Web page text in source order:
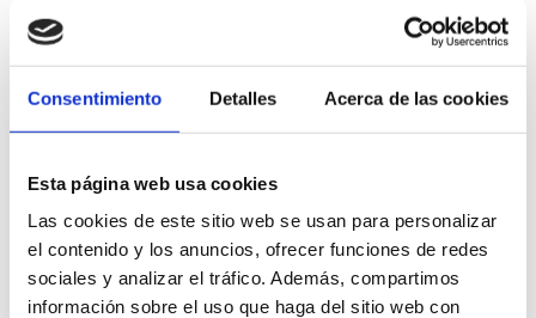
Consentimiento Detalles Acerca de las cookies
Esta página web usa cookies
Las cookies de este sitio web se usan para personalizar
el contenido y los anuncios, ofrecer funciones de redes
sociales y analizar el tráfico. Además, compartimos
información sobre el uso que haga del sitio web con
96 5781087